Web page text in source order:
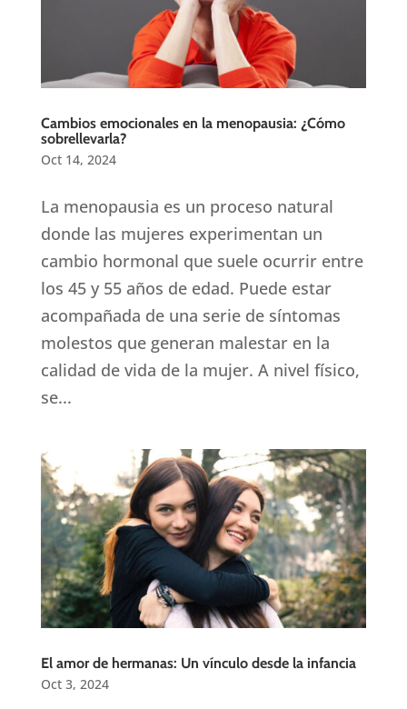
Cambios emocionales en la menopausia: ¿Cómo
sobrellevarla?
Oct 14, 2024
La menopausia es un proceso natural
donde las mujeres experimentan un
cambio hormonal que suele ocurrir entre
los 45 y 55 años de edad. Puede estar
acompañada de una serie de síntomas
molestos que generan malestar en la
calidad de vida de la mujer. A nivel físico,
se...
El amor de hermanas: Un vínculo desde la infancia
Oct 3, 2024